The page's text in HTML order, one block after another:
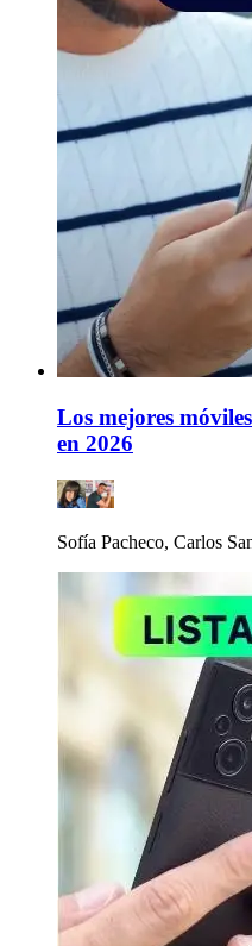
Los mejores
en 2026
Sofía Pacheco, Carlos